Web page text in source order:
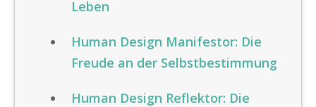
Leben
Human Design Manifestor: Die
Freude an der Selbstbestimmung
Human Design Reflektor: Die